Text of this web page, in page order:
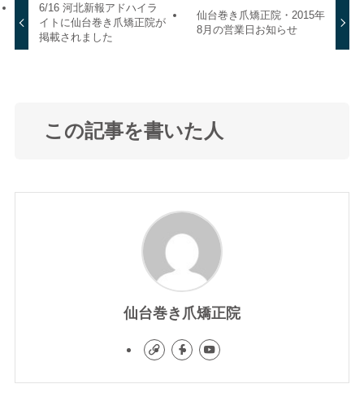
6/16 河北新報アドハイラ
イトに仙台巻き爪矯正院が
掲載されました
仙台巻き爪矯正院・2015年
8月の営業日お知らせ
この記事を書いた人
仙台巻き爪矯正院